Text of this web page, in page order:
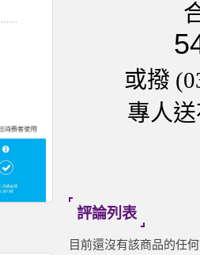
或撥
專人送
評論列表
目前還沒有該商品的任